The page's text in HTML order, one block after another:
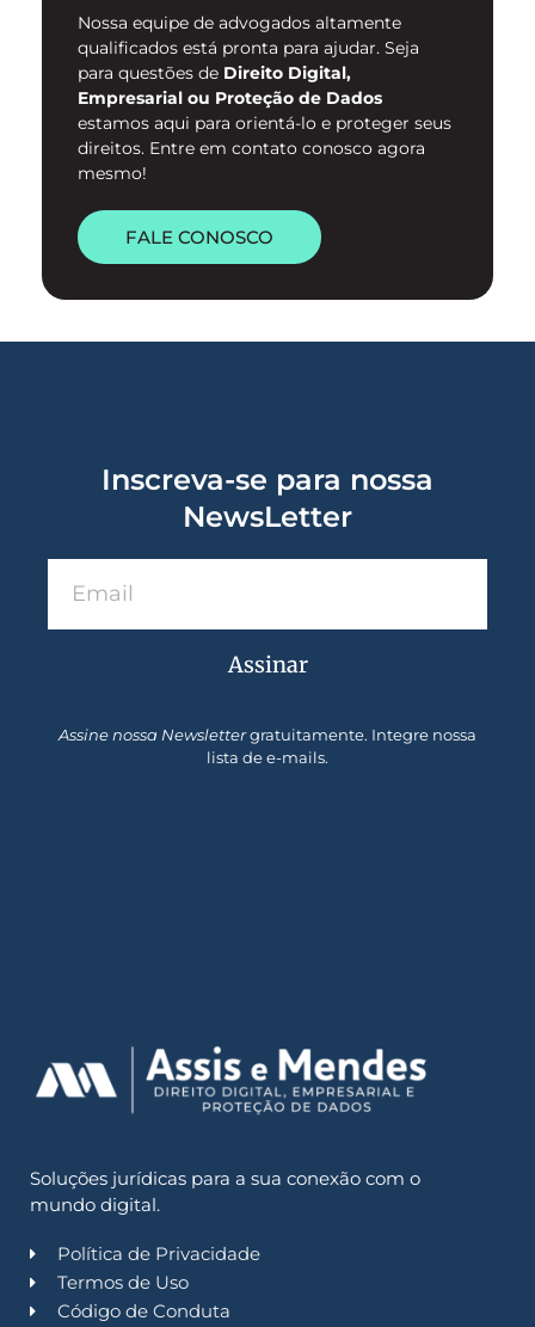
Nossa equipe de advogados altamente
qualificados está pronta para ajudar. Seja
para questões de Direito Digital,
Empresarial ou Proteção de Dados
estamos aqui para orientá-lo e proteger seus
direitos. Entre em contato conosco agora
mesmo!
FALE CONOSCO
Inscreva-se para nossa
NewsLetter
Assinar
Assine nossa Newslettergratuitamente. Integre nossa
lista de e-mails.
Soluções jurídicas para a sua conexão com o
mundo digital.
Política de Privacidade
Termos de Uso
Código de Conduta